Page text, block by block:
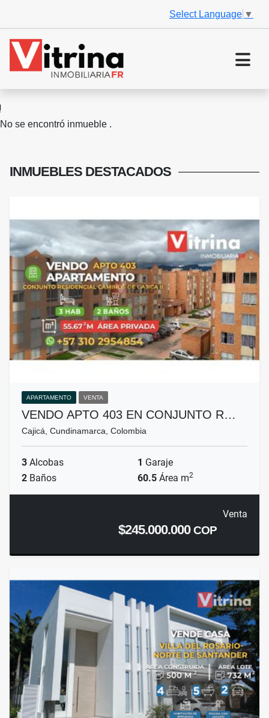
Select Language ▼
No se encontró inmueble .
INMUEBLES DESTACADOS
APARTAMENTO VENTA
VENDO APTO 403 EN CONJUNTO R…
Cajicá, Cundinamarca, Colombia
3 Alcobas 1 Garaje
2 Baños 60.5 Área m2
Venta
$245.000.000COP